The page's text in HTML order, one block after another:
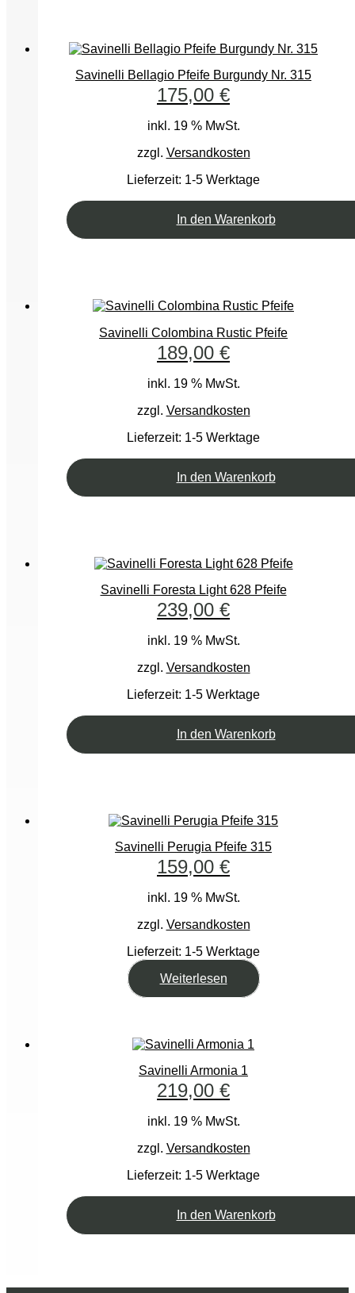
Savinelli Bellagio Pfeife Burgundy Nr. 315
175,00 €
inkl. 19 % MwSt.
zzgl. Versandkosten
Lieferzeit: 1-5 Werktage
In den Warenkorb
Savinelli Colombina Rustic Pfeife
189,00 €
inkl. 19 % MwSt.
zzgl. Versandkosten
Lieferzeit: 1-5 Werktage
In den Warenkorb
Savinelli Foresta Light 628 Pfeife
239,00 €
inkl. 19 % MwSt.
zzgl. Versandkosten
Lieferzeit: 1-5 Werktage
In den Warenkorb
Savinelli Perugia Pfeife 315
159,00 €
inkl. 19 % MwSt.
zzgl. Versandkosten
Lieferzeit: 1-5 Werktage
Weiterlesen
Savinelli Armonia 1
219,00 €
inkl. 19 % MwSt.
zzgl. Versandkosten
Lieferzeit: 1-5 Werktage
In den Warenkorb